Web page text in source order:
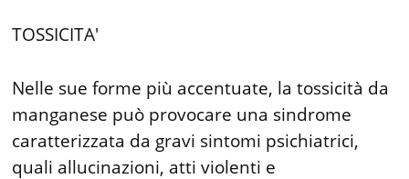
TOSSICITA'
Nelle sue forme più accentuate, la tossicità da
manganese può provocare una sindrome
caratterizzata da gravi sintomi psichiatrici,
quali allucinazioni, atti violenti e